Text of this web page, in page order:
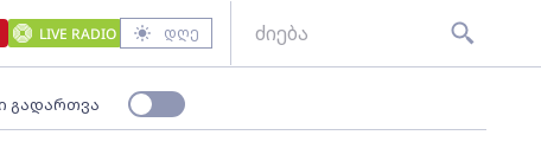
LIVE RADIO დღე
გადართვა